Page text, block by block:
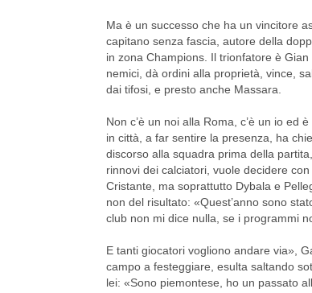
Ma è un successo che ha un vincitore
capitano senza fascia, autore della
in zona Champions. Il trionfatore è
nemici, dà ordini alla proprietà, vince,
dai tifosi, e presto anche Massara.
Non c’è un noi alla Roma, c’è un io ed
in città, a far sentire la presenza, ha
discorso alla squadra prima della
rinnovi dei calciatori, vuole decidere
Cristante, ma soprattutto Dybala e
non del risultato: «Quest’anno sono
club non mi dice nulla, se i programmi
E tanti giocatori vogliono andare via»,
campo a festeggiare, esulta saltando
lei: «Sono piemontese, ho un passato